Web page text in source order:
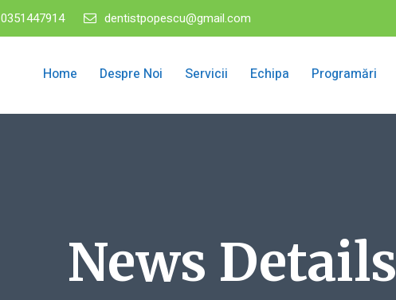
0351447914 dentistpopescu@gmail.com
Home Despre Noi Servicii Echipa Programări
News Details